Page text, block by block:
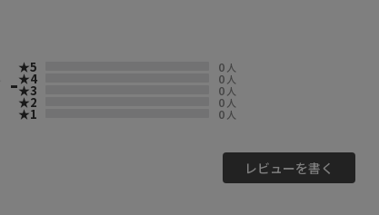
-
★5 0 人
★4 0 人
★3 0 人
★2 0 人
★1 0 人
レビューを書く